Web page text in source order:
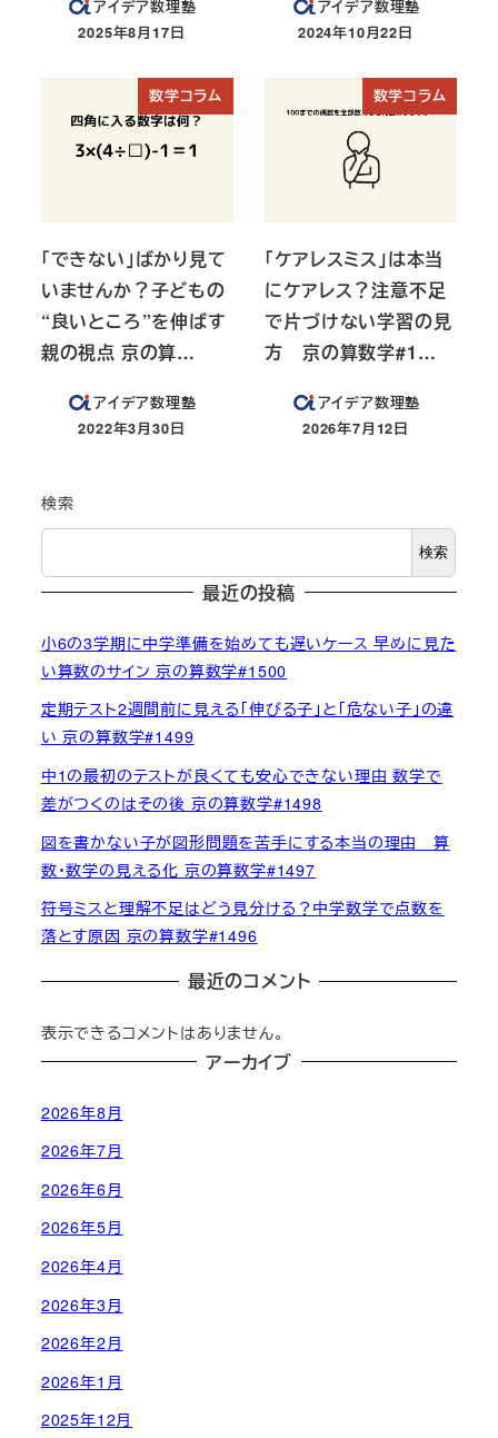
アイデア数理塾
投稿日
2025年8月17日
アイデア数理塾
投稿日
2024年10月22日
数学コラム
「できない」ばかり見て
いませんか？子どもの
“良いところ”を伸ばす
親の視点 京の算…
アイデア数理塾
投稿日
2022年3月30日
数学コラム
「ケアレスミス」は本当
にケアレス？注意不足
で片づけない学習の見
方 京の算数学#1…
アイデア数理塾
投稿日
2026年7月12日
検索
検索
最近の投稿
小6の3学期に中学準備を始めても遅いケース 早めに見た
い算数のサイン 京の算数学#1500
定期テスト2週間前に見える「伸びる子」と「危ない子」の違
い 京の算数学#1499
中1の最初のテストが良くても安心できない理由 数学で
差がつくのはその後 京の算数学#1498
図を書かない子が図形問題を苦手にする本当の理由 算
数・数学の見える化 京の算数学#1497
符号ミスと理解不足はどう見分ける？中学数学で点数を
落とす原因 京の算数学#1496
最近のコメント
表示できるコメントはありません。
アーカイブ
2026年8月
2026年7月
2026年6月
2026年5月
2026年4月
2026年3月
2026年2月
2026年1月
2025年12月